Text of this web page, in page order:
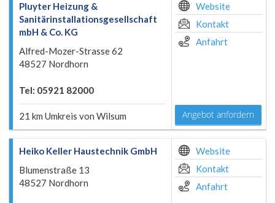
Pluyter Heizung &
Sanitärinstallationsgesellschaft
mbH & Co. KG
Alfred-Mozer-Strasse 62
48527 Nordhorn
Tel: 05921 82000
21 km Umkreis von Wilsum
Website
Kontakt
Anfahrt
Angebot anfordern
Heiko Keller Haustechnik GmbH
Blumenstraße 13
48527 Nordhorn
Website
Kontakt
Anfahrt